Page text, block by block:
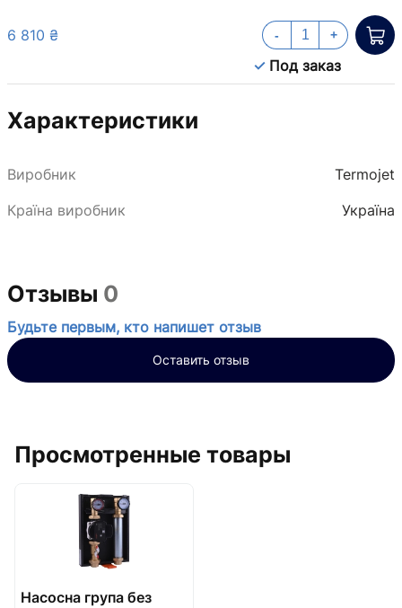
6 810 ₴
Под заказ
- +
Характеристики
Виробник
Termojet
Країна виробник
Україна
Отзывы 0
Будьте первым, кто напишет отзыв
Оставить отзыв
Просмотренные товары
Насосна група без